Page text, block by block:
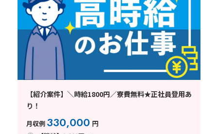
【紹介案件】＼時給1800円／寮費無料★正社員登用あ
り！
月収例 330,000 円